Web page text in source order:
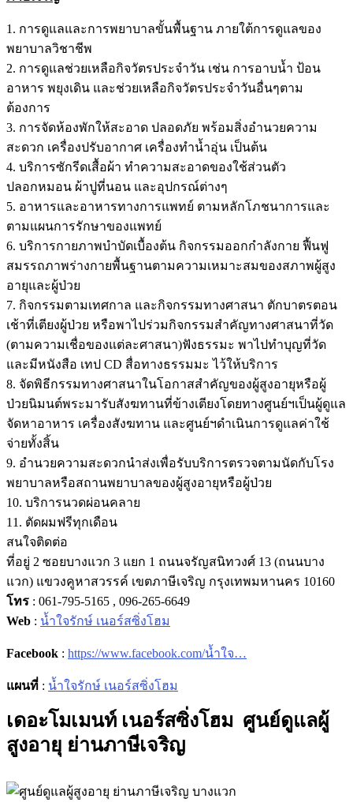
1. การดูแลและการพยาบาลขั้นพื้นฐาน ภายใต้การดูแลของ
พยาบาลวิชาชีพ
2. การดูแลช่วยเหลือกิจวัตรประจำวัน เช่น การอาบน้ำ ป้อน
อาหาร พยุงเดิน และช่วยเหลือกิจวัตรประจำวันอื่นๆตาม
ต้องการ
3. การจัดห้องพักให้สะอาด ปลอดภัย พร้อมสิ่งอำนวยความ
สะดวก เครื่องปรับอากาศ เครื่องทำน้ำอุ่น เป็นต้น
4. บริการซักรีดเสื้อผ้า ทำความสะอาดของใช้ส่วนตัว
ปลอกหมอน ผ้าปูที่นอน และอุปกรณ์ต่างๆ
5. อาหารและอาหารทางการแพทย์ ตามหลักโภชนาการและ
ตามแผนการรักษาของแพทย์
6. บริการกายภาพบำบัดเบื้องต้น กิจกรรมออกกำลังกาย ฟื้นฟู
สมรรถภาพร่างกายพื้นฐานตามความเหมาะสมของสภาพผู้สูง
อายุและผู้ป่วย
7. กิจกรรมตามเทศกาล และกิจกรรมทางศาสนา ตักบาตรตอน
เช้าที่เตียงผู้ป่วย หรือพาไปร่วมกิจกรรมสำคัญทางศาสนาที่วัด
(ตามความเชื่อของแต่ละศาสนา)ฟังธรรมะ พาไปทำบุญที่วัด
และมีหนังสือ เทป CD สื่อทางธรรมมะ ไว้ให้บริการ
8. จัดพิธีกรรมทางศาสนาในโอกาสสำคัญของผู้สูงอายุหรือผู้
ป่วยนิมนต์พระมารับสังฆทานที่ข้างเตียงโดยทางศูนย์ฯเป็นผู้ดูแล
จัดหาอาหาร เครื่องสังฆทาน และศูนย์ฯดำเนินการดูแลค่าใช้
จ่ายทั้งสิ้น
9. อำนวยความสะดวกนำส่งเพื่อรับบริการตรวจตามนัดกับโรง
พยาบาลหรือสถานพยาบาลของผู้สูงอายุหรือผู้ป่วย
10. บริการนวดผ่อนคลาย
11. ตัดผมฟรีทุกเดือน
สนใจติดต่อ
ที่อยู่ 2 ซอยบางแวก 3 แยก 1 ถนนจรัญสนิทวงศ์ 13 (ถนนบาง
แวก) แขวงคูหาสวรรค์ เขตภาษีเจริญ กรุงเทพมหานคร 10160
โทร : 061-795-5165 , 096-265-6649
Web : น้ำใจรักษ์ เนอร์สซิ่งโฮม
Facebook : https://www.facebook.com/น้ำใจ…
แผนที่ : น้ำใจรักษ์ เนอร์สซิ่งโฮม
เดอะโมเมนท์ เนอร์สซิ่งโฮม ศูนย์ดูแลผู้
สูงอายุ ย่านภาษีเจริญ